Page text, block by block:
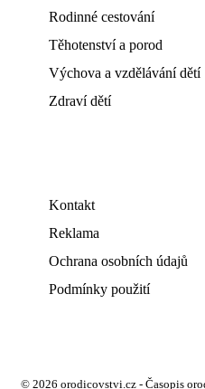
Rodinné cestování
Těhotenství a porod
Výchova a vzdělávání dětí
Zdraví dětí
Kontakt
Reklama
Ochrana osobních údajů
Podmínky použití
© 2026 orodicovstvi.cz - Časopis